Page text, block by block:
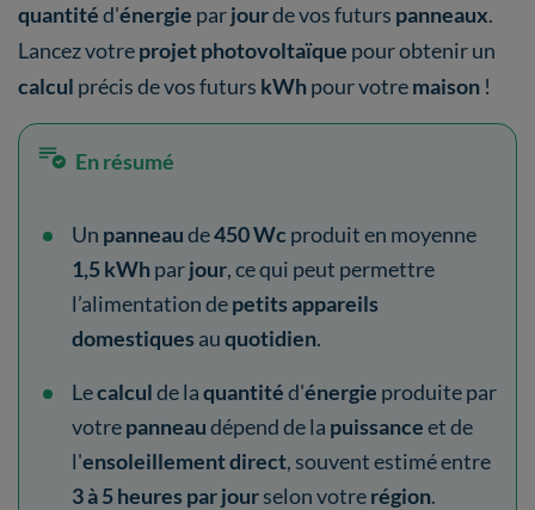
quantitéd'énergie parjourde vos futurs panneaux.
Lancez votreprojet photovoltaïque pour obtenir un
calcul précis de vos futurs kWhpour votremaison !
En résumé
Un panneaude450 Wc produit en moyenne
1,5 kWhparjour, ce qui peut permettre
l’alimentation depetits appareils
domestiques auquotidien.
Lecalculde laquantitéd'énergie produite par
votrepanneaudépend de la puissanceet de
l'ensoleillement direct, souvent estimé entre
3 à 5 heures par jourselon votrerégion.